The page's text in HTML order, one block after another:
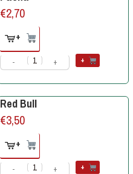
€2,70
+
- + +
Red Bull
€3,50
+
- + +